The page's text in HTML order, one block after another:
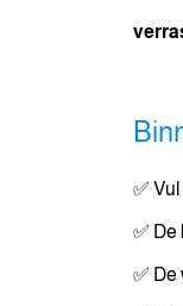
✅
✅
✅